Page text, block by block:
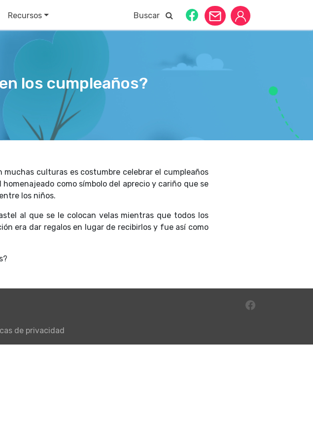
Recursos Buscar
los cumpleaños?
muchas culturas es costumbre celebrar el cumpleaños
como símbolo del aprecio y cariño que se
los niños.
al que se le colocan velas mientras que todos los
era dar regalos en lugar de recibirlos y fue así como
de privacidad